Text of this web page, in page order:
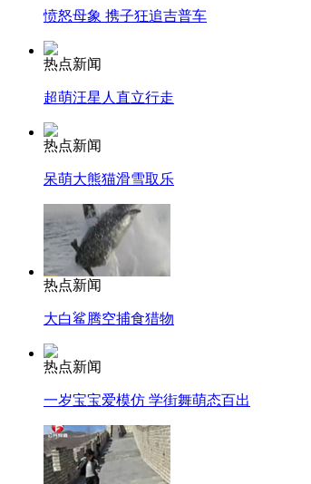
愤怒母象 携子狂追吉普车
热点新闻
超萌汪星人直立行走
热点新闻
呆萌大熊猫滑雪取乐
热点新闻
大白鲨腾空捕食猎物
热点新闻
一岁宝宝爱模仿 学街舞萌态百出